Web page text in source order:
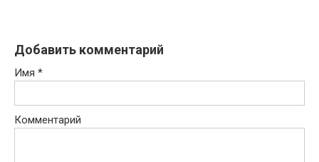
Добавить комментарий
Имя *
Комментарий